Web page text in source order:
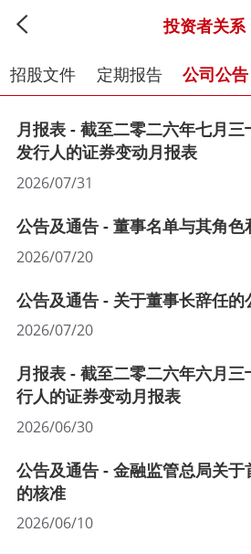
投资者关系
招股文件 定期报告 公司公告
月报表 - 截至二零二六年七月
发行人的证券变动月报表
2026/07/31
公告及通告 - 董事名单与其角色
2026/07/20
公告及通告 - 关于董事长辞任的
2026/07/20
月报表 - 截至二零二六年六月
行人的证券变动月报表
2026/06/30
公告及通告 - 金融监管总局关
的核准
2026/06/10